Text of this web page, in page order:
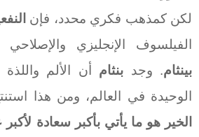
لكن كمذهب فكري محدد، فإن
الفيلسوف الإنجليزي والإصلاحي
بينثام. وجد بنثام أن الألم
الوحيدة في العالم، ومن هذا
الخير هو ما يأتي بأكبر سعادة